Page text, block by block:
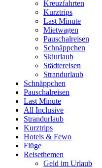
Kreuzfahrten
Kurztrips
Last Minute
Mietwagen
Pauschalreisen
Schnäppchen
Skiurlaub
Städtereisen
Strandurlaub
Schnäppchen
Pauschalreisen
Last Minute
All Inclusive
Strandurlaub
Kurztrips
Hotels & Fewo
Flüge
Reisethemen
Geld im Urlaub